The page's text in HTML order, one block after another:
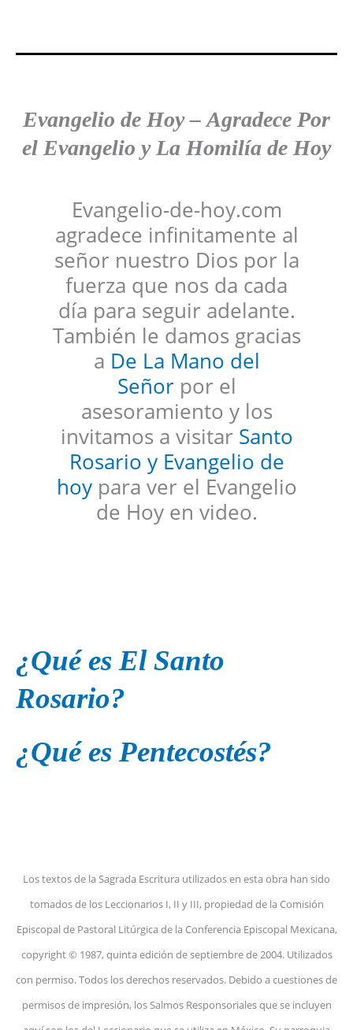
Evangelio de Hoy–Agradece Por
el Evangelio y La Homilía de Hoy
Evangelio-de-hoy.com
agradece infinitamente al
señor nuestro Dios por la
fuerza que nos da cada
día para seguir adelante.
También le damos gracias
a De La Mano del
Señorpor el
asesoramiento y los
invitamos a visitar Santo
Rosario y Evangelio de
hoypara ver el Evangelio
de Hoy en video.
¿Qué es El Santo
Rosario?
¿Qué es Pentecostés?
Los textos de la Sagrada Escritura utilizados en esta obra han sido
tomados de los Leccionarios I, II y III, propiedad de la Comisión
Episcopal de Pastoral Litúrgica de la Conferencia Episcopal Mexicana,
copyright © 1987, quinta edición de septiembre de 2004. Utilizados
con permiso. Todos los derechos reservados. Debido a cuestiones de
permisos de impresión, los Salmos Responsoriales que se incluyen